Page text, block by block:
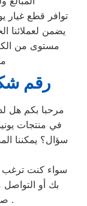
توافر قطع غيار
يضمن لعملائنا
مستوى من
رقم
مرحبا بكم هل
في منتجات
سؤال؟ يمكننا
سواء كنت ترغب
بك أو
صيانة الخاصة بمنتجات يونيون اير .